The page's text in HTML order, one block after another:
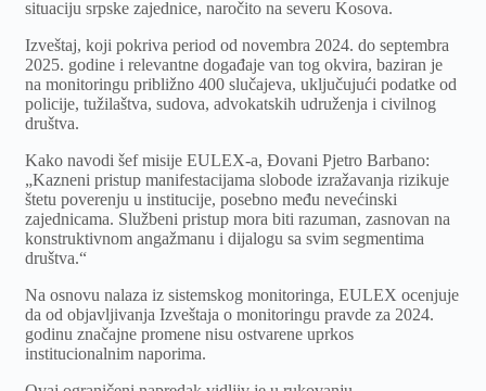
situaciju srpske zajednice, naročito na severu Kosova.
Izveštaj, koji pokriva period od novembra 2024. do septembra
2025. godine i relevantne događaje van tog okvira, baziran je
na monitoringu približno 400 slučajeva, uključujući podatke od
policije, tužilaštva, sudova, advokatskih udruženja i civilnog
društva.
Kako navodi šef misije EULEX-a, Đovani Pjetro Barbano:
„Kazneni pristup manifestacijama slobode izražavanja rizikuje
štetu poverenju u institucije, posebno među nevećinski
zajednicama. Službeni pristup mora biti razuman, zasnovan na
konstruktivnom angažmanu i dijalogu sa svim segmentima
društva.“
Na osnovu nalaza iz sistemskog monitoringa, EULEX ocenjuje
da od objavljivanja Izveštaja o monitoringu pravde za 2024.
godinu značajne promene nisu ostvarene uprkos
institucionalnim naporima.